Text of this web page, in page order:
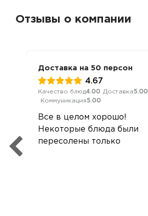
Отзывы о компании
Доставка на 50 персон
4.67
Качество блюд4.00 Доставка5.00
Коммуникация5.00
Все в целом хорошо!
Некоторые блюда были
пересолены только